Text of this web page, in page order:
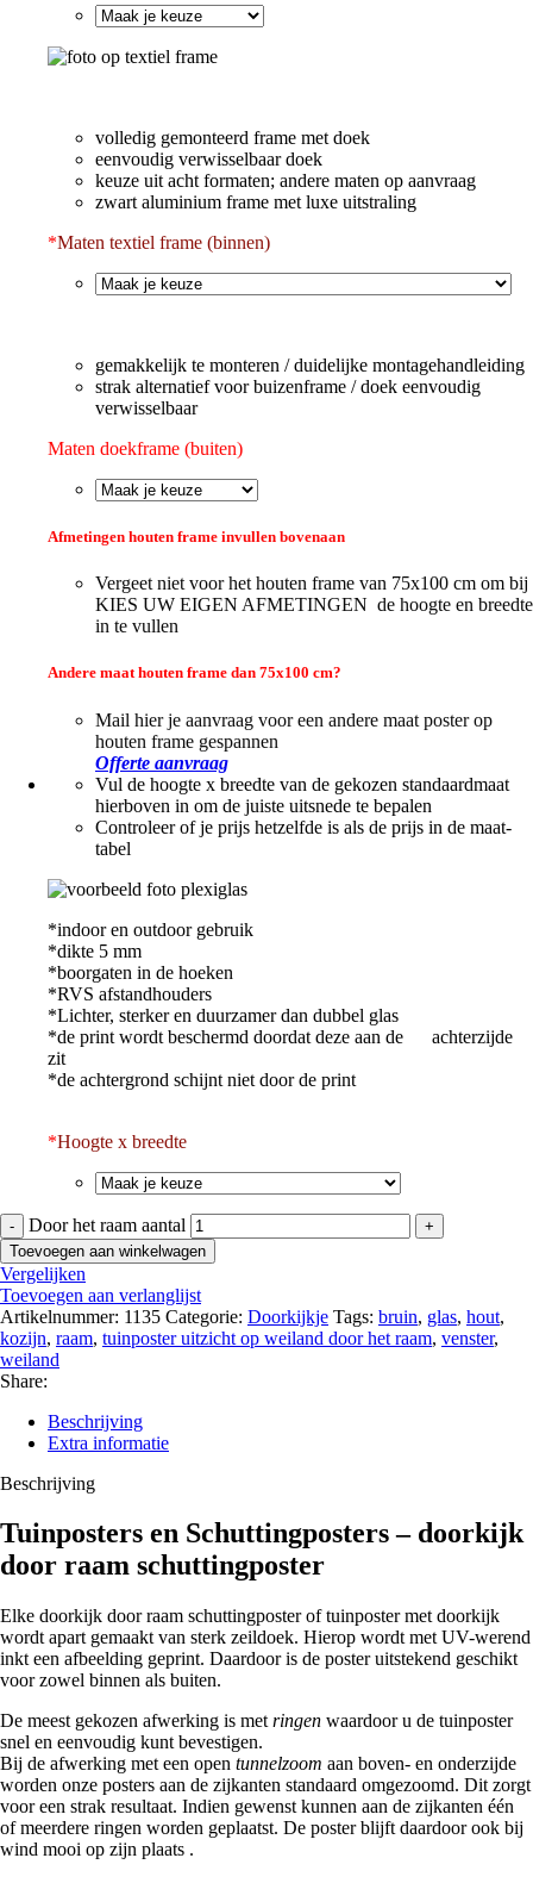
volledig gemonteerd frame met doek
eenvoudig verwisselbaar doek
keuze uit acht formaten; andere maten op aanvraag
zwart aluminium frame met luxe uitstraling
*Maten textiel frame (binnen)
gemakkelijk te monteren / duidelijke montagehandleiding
strak alternatief voor buizenframe / doek eenvoudig
verwisselbaar
Maten doekframe (buiten)
Afmetingen houten frame invullen bovenaan
Vergeet niet voor het houten frame van 75x100 cm om bij
KIES UW EIGEN AFMETINGEN de hoogte en breedte
in te vullen
Andere maat houten frame dan 75x100 cm?
Mail hier je aanvraag voor een andere maat poster op
houten frame gespannen
Offerte aanvraag
Vul de hoogte x breedte van de gekozen standaardmaat
hierboven in om de juiste uitsnede te bepalen
Controleer of je prijs hetzelfde is als de prijs in de maat-
tabel
*indoor en outdoor gebruik
*dikte 5 mm
*boorgaten in de hoeken
*RVS afstandhouders
*Lichter, sterker en duurzamer dan dubbel glas
*de print wordt beschermd doordat deze aan de achterzijde
zit
*de achtergrond schijnt niet door de print
*Hoogte x breedte
Door het raam aantal
Toevoegen aan winkelwagen
Vergelijken
Toevoegen aan verlanglijst
Artikelnummer: 1135 Categorie: Doorkijkje Tags: bruin, glas, hout,
kozijn, raam, tuinposter uitzicht op weiland door het raam, venster,
weiland
Share:
Beschrijving
Extra informatie
Beschrijving
Tuinposters en Schuttingposters – doorkijk
door raam schuttingposter
Elke doorkijk door raam schuttingposter of tuinposter met doorkijk
wordt apart gemaakt van sterk zeildoek. Hierop wordt met UV-werend
inkt een afbeelding geprint. Daardoor is de poster uitstekend geschikt
voor zowel binnen als buiten.
De meest gekozen afwerking is met ringen waardoor u de tuinposter
snel en eenvoudig kunt bevestigen.
Bij de afwerking met een open tunnelzoom aan boven- en onderzijde
worden onze posters aan de zijkanten standaard omgezoomd. Dit zorgt
voor een strak resultaat. Indien gewenst kunnen aan de zijkanten één
of meerdere ringen worden geplaatst. De poster blijft daardoor ook bij
wind mooi op zijn plaats .